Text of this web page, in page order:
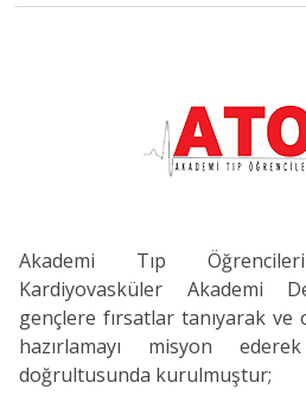
Akademi Tıp
Kardiyovasküler Akademi
gençlere fırsatlar tanıyarak ve
hazırlamayı misyon
doğrultusunda kurulmuştur;